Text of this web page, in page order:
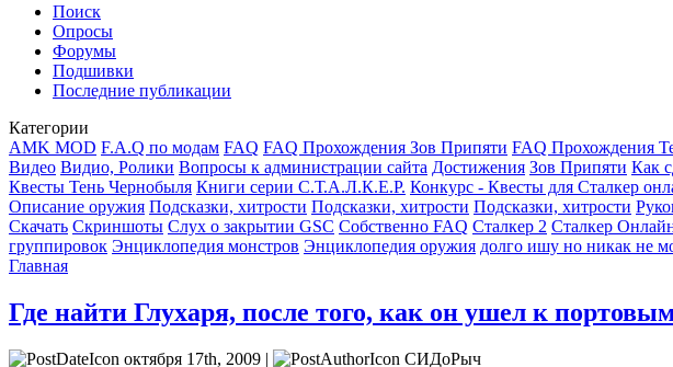
Поиск
Опросы
Форумы
Подшивки
Последние публикации
Категории
AMK MOD F.A.Q по модам FAQ FAQ Прохождения Зов Припяти FAQ Прохождения
Видео Видио, Ролики Вопросы к администрации сайта Достижения Зов Припяти Как
Квесты Тень Чернобыля Книги серии С.Т.А.Л.К.Е.Р. Конкурс - Квесты для Сталкер
Описание оружия Подсказки, хитрости Подсказки, хитрости Подсказки, хитрости
Скачать Скриншоты Слух о закрытии GSC Собственно FAQ Сталкер 2 Сталкер
группировок Энциклопедия монстров Энциклопедия оружия долго ишу но никак не
Главная
Где найти Глухаря, после того, как он ушел к
октября 17th, 2009 |
СИДоРыч